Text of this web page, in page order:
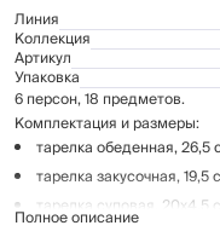
Линия
Коллекция
Артикул
Упаковка
6 персон, 18 предметов.
Комплектация и размеры:
тарелка обеденная, 26,5
тарелка закусочная,
тарелка суповая,
Полное описание